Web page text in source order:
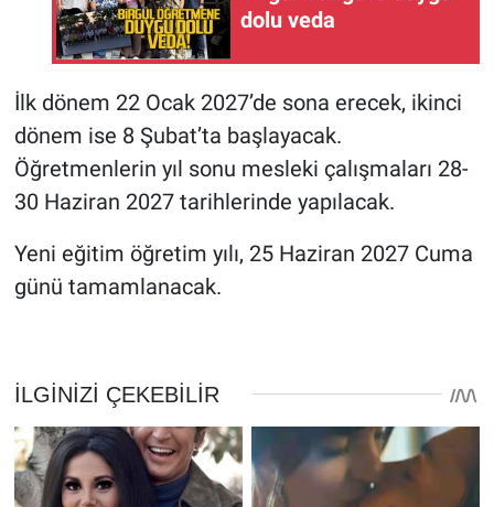
dolu veda
İlk dönem 22 Ocak 2027’de sona erecek, ikinci
dönem ise 8 Şubat’ta başlayacak.
Öğretmenlerin yıl sonu mesleki çalışmaları 28-
30 Haziran 2027 tarihlerinde yapılacak.
Yeni eğitim öğretim yılı, 25 Haziran 2027 Cuma
günü tamamlanacak.